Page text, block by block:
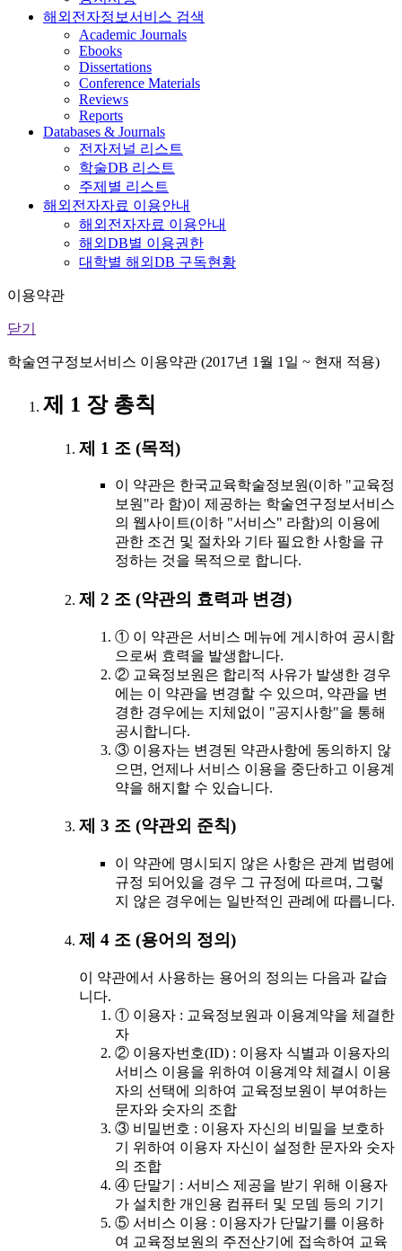
해외전자정보서비스 검색
Academic Journals
Ebooks
Dissertations
Conference Materials
Reviews
Reports
Databases & Journals
전자저널 리스트
학술DB 리스트
주제별 리스트
해외전자자료 이용안내
해외전자자료 이용안내
해외DB별 이용권한
대학별 해외DB 구독현황
이용약관
닫기
학술연구정보서비스 이용약관 (2017년 1월 1일 ~ 현재 적용)
제 1 장 총칙
제 1 조 (목적)
이 약관은 한국교육학술정보원(이하 "교육정
보원"라 함)이 제공하는 학술연구정보서비스
의 웹사이트(이하 "서비스" 라함)의 이용에
관한 조건 및 절차와 기타 필요한 사항을 규
정하는 것을 목적으로 합니다.
제 2 조 (약관의 효력과 변경)
① 이 약관은 서비스 메뉴에 게시하여 공시함
으로써 효력을 발생합니다.
② 교육정보원은 합리적 사유가 발생한 경우
에는 이 약관을 변경할 수 있으며, 약관을 변
경한 경우에는 지체없이 "공지사항"을 통해
공시합니다.
③ 이용자는 변경된 약관사항에 동의하지 않
으면, 언제나 서비스 이용을 중단하고 이용계
약을 해지할 수 있습니다.
제 3 조 (약관외 준칙)
이 약관에 명시되지 않은 사항은 관계 법령에
규정 되어있을 경우 그 규정에 따르며, 그렇
지 않은 경우에는 일반적인 관례에 따릅니다.
제 4 조 (용어의 정의)
이 약관에서 사용하는 용어의 정의는 다음과 같습
니다.
① 이용자 : 교육정보원과 이용계약을 체결한
자
② 이용자번호(ID) : 이용자 식별과 이용자의
서비스 이용을 위하여 이용계약 체결시 이용
자의 선택에 의하여 교육정보원이 부여하는
문자와 숫자의 조합
③ 비밀번호 : 이용자 자신의 비밀을 보호하
기 위하여 이용자 자신이 설정한 문자와 숫자
의 조합
④ 단말기 : 서비스 제공을 받기 위해 이용자
가 설치한 개인용 컴퓨터 및 모뎀 등의 기기
⑤ 서비스 이용 : 이용자가 단말기를 이용하
여 교육정보원의 주전산기에 접속하여 교육